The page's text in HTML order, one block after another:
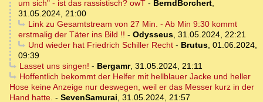
um sich" - ist das rassistisch? owT - BerndBorchert,
31.05.2024, 21:00
Link zu Gesamtstream von 27 Min. - Ab Min 9:30 kommt
erstmalig der Täter ins Bild !! - Odysseus, 31.05.2024, 22:21
Und wieder hat Friedrich Schiller Recht- Brutus, 01.06.2024,
09:39
Lasset uns singen! - Bergamr, 31.05.2024, 21:11
Hoffentlich bekommt der Helfer mit hellblauer Jacke und heller
Hose keine Anzeige nur deswegen, weil er das Messer kurz in der
Hand hatte. - SevenSamurai, 31.05.2024, 21:57